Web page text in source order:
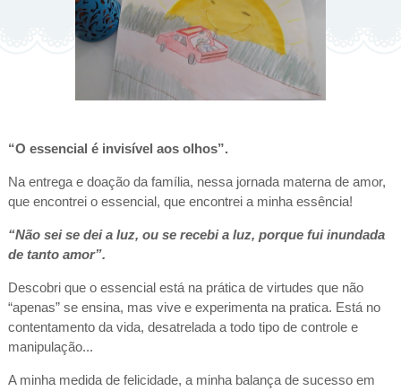
“O essencial é invisível aos olhos”.
Na entrega e doação da família, nessa jornada materna de amor,
que encontrei o essencial, que encontrei a minha essência!
“Não sei se dei a luz, ou se recebi a luz, porque fui inundada
de tanto amor”.
Descobri que o essencial está na prática de virtudes que não
“apenas” se ensina, mas vive e experimenta na pratica. Está no
contentamento da vida, desatrelada a todo tipo de controle e
manipulação...
A minha medida de felicidade, a minha balança de sucesso em